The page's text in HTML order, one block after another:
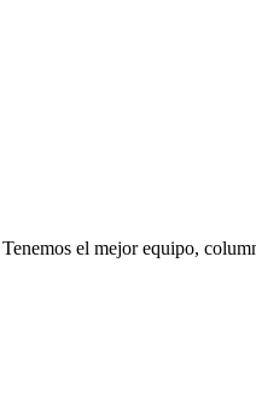
el mejor equipo,